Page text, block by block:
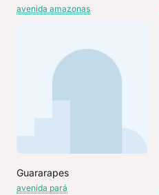
avenida amazonas
Guararapes
avenida pará